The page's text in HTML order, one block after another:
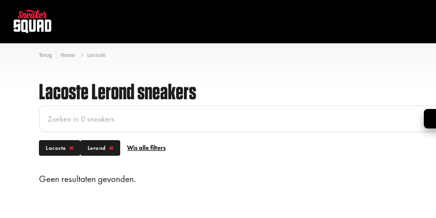
Terug Home Lacoste
Lacoste Lerond sneakers
Lacoste Lerond Wis alle filters
Geen resultaten gevonden.